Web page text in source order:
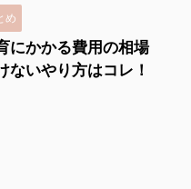
め
にかかる費用の相場
ないやり方はコレ！